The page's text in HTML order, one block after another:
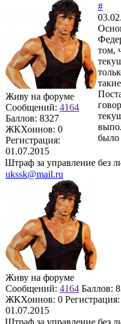
Живу на форуме
Сообщений: 4164
Баллов: 8327
ЖКХоинов: 0
Регистрация:
01.07.2015
#
том,
было
Штраф за управление без
ukssk@mail.ru
Живу на форуме
Сообщений: 4164 Баллов:
ЖКХоинов: 0 Регистрация:
01.07.2015
Штраф за управление без